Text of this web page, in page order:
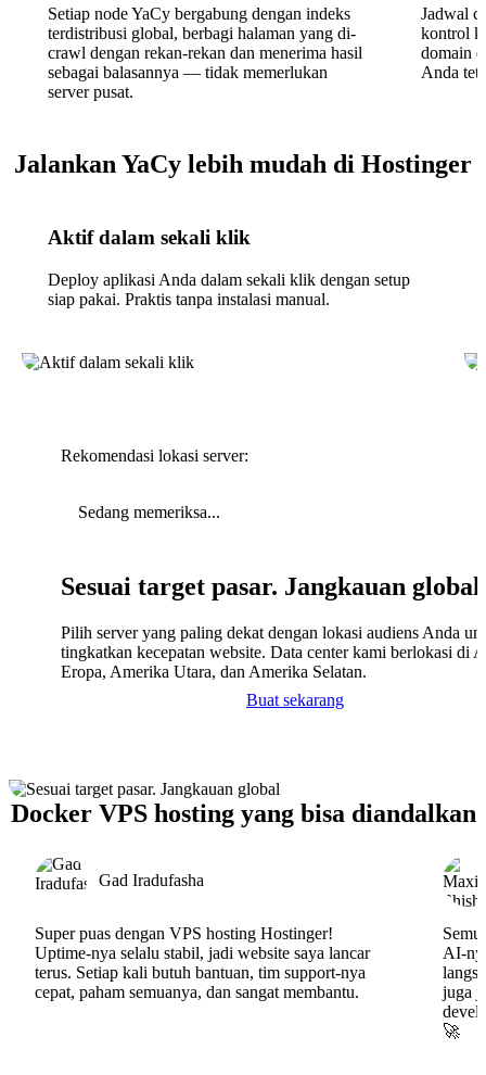
Setiap node YaCy bergabung dengan indeks
terdistribusi global, berbagi halaman yang di-
crawl dengan rekan-rekan dan menerima hasil
sebagai balasannya — tidak memerlukan
server pusat.
Jadwal
kontrol
domain
Anda
Jalankan YaCy lebih mudah di Hostinger
Aktif dalam sekali klik
Deploy aplikasi Anda dalam sekali klik dengan setup
siap pakai. Praktis tanpa instalasi manual.
Rekomendasi lokasi server:
Sedang memeriksa...
Sesuai target pasar. Jangkauan global
Pilih server yang paling dekat dengan lokasi audiens Anda
tingkatkan kecepatan website. Data center kami berlokasi di
Eropa, Amerika Utara, dan Amerika Selatan.
Buat sekarang
Docker VPS hosting yang bisa diandalkan
Gad Iradufasha
Super puas dengan VPS hosting Hostinger!
Uptime-nya selalu stabil, jadi website saya lancar
terus. Setiap kali butuh bantuan, tim support-nya
cepat, paham semuanya, dan sangat membantu.
AI-
juga
🚀